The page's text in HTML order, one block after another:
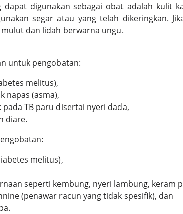
dapat digunakan sebagai obat adalah kulit
segar atau yang telah dikeringkan.
dan lidah berwarna ungu.
untuk pengobatan:
melitus),
napas (asma),
TB paru disertai nyeri dada,
diare.
melitus),
seperti kembung, nyeri lambung, keram
(penawar racun yang tidak spesifik), dan